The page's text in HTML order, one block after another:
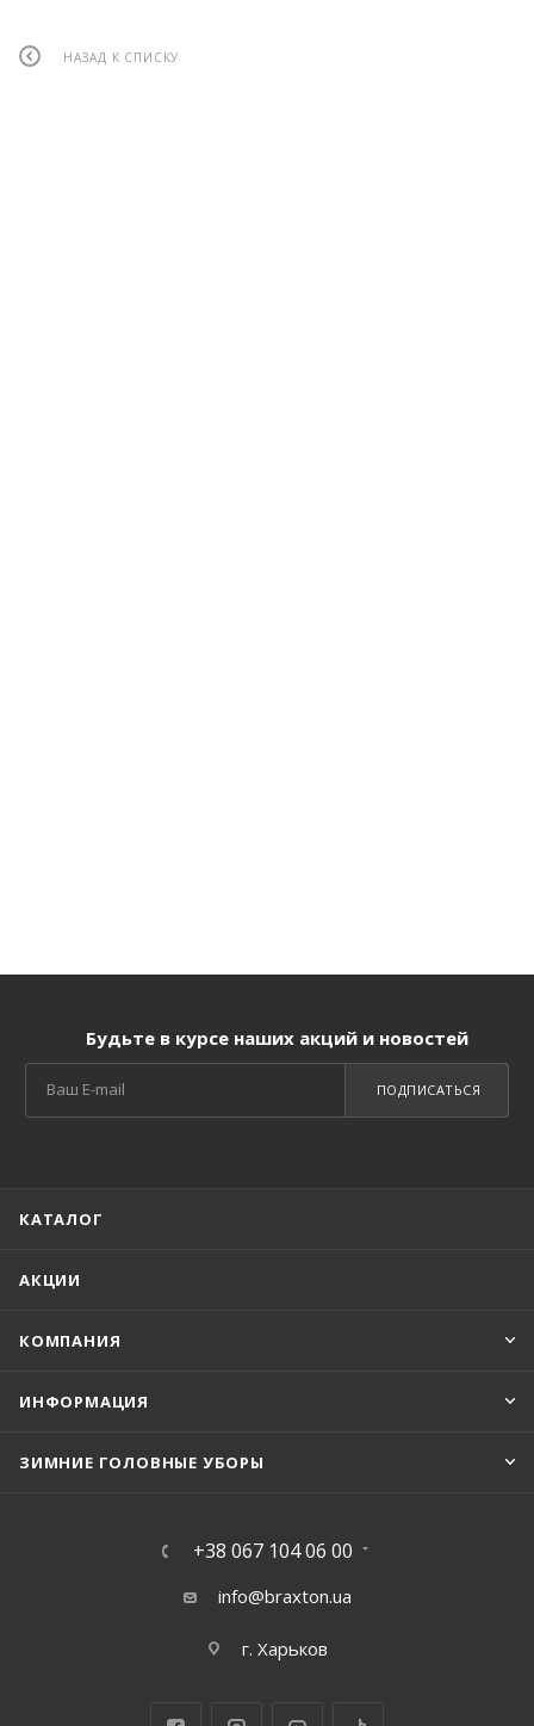
НАЗАД К СПИСКУ
Будьте в курсе наших акций и новостей
ПОДПИСАТЬСЯ
КАТАЛОГ
АКЦИИ
КОМПАНИЯ
ИНФОРМАЦИЯ
ЗИМНИЕ ГОЛОВНЫЕ УБОРЫ
+38 067 104 06 00
info@braxton.ua
г. Харьков